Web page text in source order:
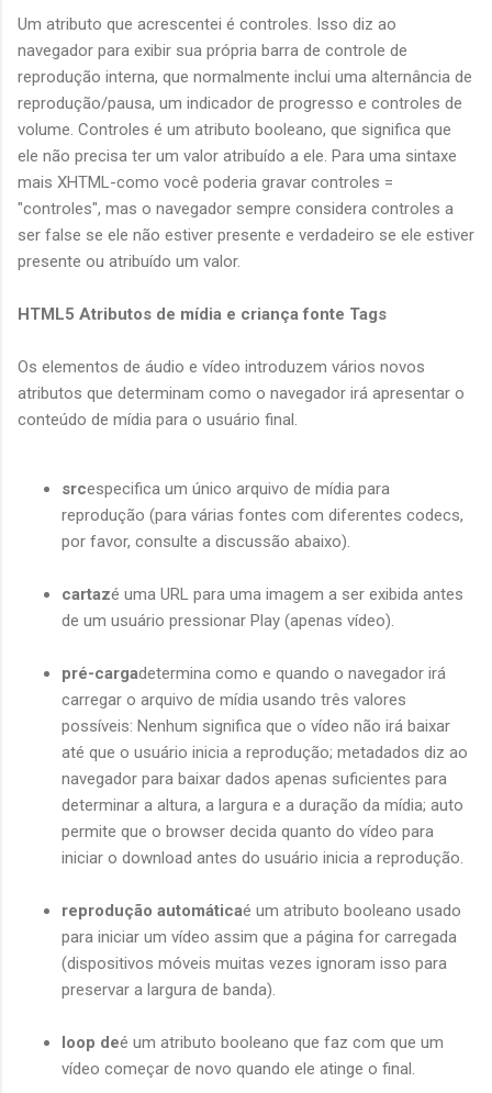
Um atributo que acrescentei é controles. Isso diz ao
navegador para exibir sua própria barra de controle de
reprodução interna, que normalmente inclui uma alternância de
reprodução/pausa, um indicador de progresso e controles de
volume. Controles é um atributo booleano, que significa que
ele não precisa ter um valor atribuído a ele. Para uma sintaxe
mais XHTML-como você poderia gravar controles =
"controles", mas o navegador sempre considera controles a
ser false se ele não estiver presente e verdadeiro se ele estiver
presente ou atribuído um valor.
HTML5 Atributos de mídia e criança fonte Tags
Os elementos de áudio e vídeo introduzem vários novos
atributos que determinam como o navegador irá apresentar o
conteúdo de mídia para o usuário final.
srcespecifica um único arquivo de mídia para
reprodução (para várias fontes com diferentes codecs,
por favor, consulte a discussão abaixo).
cartazé uma URL para uma imagem a ser exibida antes
de um usuário pressionar Play (apenas vídeo).
pré-cargadetermina como e quando o navegador irá
carregar o arquivo de mídia usando três valores
possíveis: Nenhum significa que o vídeo não irá baixar
até que o usuário inicia a reprodução; metadados diz ao
navegador para baixar dados apenas suficientes para
determinar a altura, a largura e a duração da mídia; auto
permite que o browser decida quanto do vídeo para
iniciar o download antes do usuário inicia a reprodução.
reprodução automáticaé um atributo booleano usado
para iniciar um vídeo assim que a página for carregada
(dispositivos móveis muitas vezes ignoram isso para
preservar a largura de banda).
loop deé um atributo booleano que faz com que um
vídeo começar de novo quando ele atinge o final.